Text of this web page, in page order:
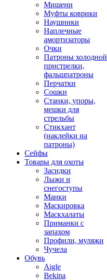
Мишени
Муфты коврики
Наушники
Наплечные
амортизаторы
Очки
Патроны холодной
пристрелки,
фальшпатроны
Перчатки
Сошки
Станки, упоры,
мешки для
стрельбы
Стикхант
(наклейки на
патроны)
Сейфы
Товары для охоты
Засидки
Лыжи и
снегоступы
Манки
Маскировка
Маскхалаты
Приманки с
запахом
Профили, муляжи
Чучела
Обувь
Aigle
Bekina